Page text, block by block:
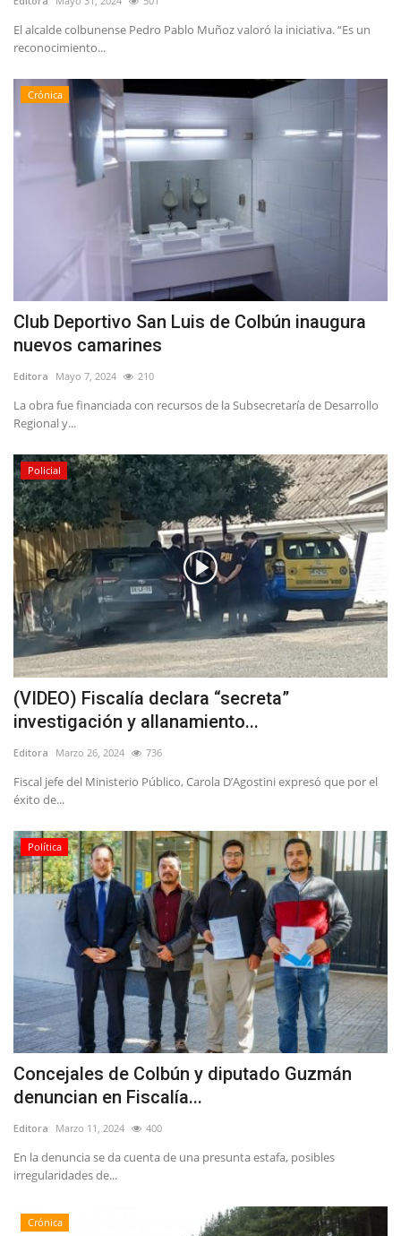
El alcalde colbunense Pedro Pablo Muñoz valoró la iniciativa. “Es un
reconocimiento...
Crónica
Club Deportivo San Luis de Colbún inaugura
nuevos camarines
Editora Mayo 7, 2024 210
La obra fue financiada con recursos de la Subsecretaría de Desarrollo
Regional y...
Policial
(VIDEO) Fiscalía declara “secreta”
investigación y allanamiento...
Editora Marzo 26, 2024 736
Fiscal jefe del Ministerio Público, Carola D’Agostini expresó que por el
éxito de...
Política
Concejales de Colbún y diputado Guzmán
denuncian en Fiscalía...
Editora Marzo 11, 2024 400
En la denuncia se da cuenta de una presunta estafa, posibles
irregularidades de...
Crónica